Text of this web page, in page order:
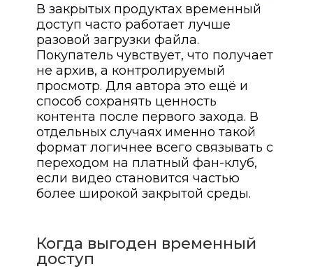
В закрытых продуктах временный
доступ часто работает лучше
разовой загрузки файла.
Покупатель чувствует, что получает
не архив, а контролируемый
просмотр. Для автора это ещё и
способ сохранять ценность
контента после первого захода. В
отдельных случаях именно такой
формат логичнее всего связывать с
переходом на платный фан-клуб,
если видео становится частью
более широкой закрытой среды.
Когда выгоден временный
доступ